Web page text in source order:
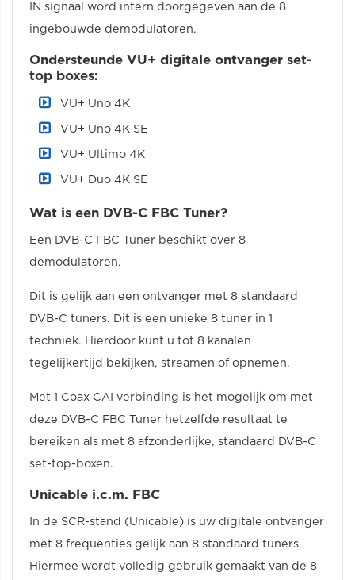
IN signaal word intern doorgegeven aan de 8
ingebouwde demodulatoren.
Ondersteunde VU+ digitale ontvanger set-
top boxes:
VU+ Uno 4K
VU+ Uno 4K SE
VU+ Ultimo 4K
VU+ Duo 4K SE
Wat is een DVB-C FBC Tuner?
Een DVB-C FBC Tuner beschikt over 8
demodulatoren.
Dit is gelijk aan een ontvanger met 8 standaard
DVB-C tuners. Dit is een unieke 8 tuner in 1
techniek. Hierdoor kunt u tot 8 kanalen
tegelijkertijd bekijken, streamen of opnemen.
Met 1 Coax CAI verbinding is het mogelijk om met
deze DVB-C FBC Tuner hetzelfde resultaat te
bereiken als met 8 afzonderlijke, standaard DVB-C
set-top-boxen.
Unicable i.c.m. FBC
In de SCR-stand (Unicable) is uw digitale ontvanger
met 8 frequenties gelijk aan 8 standaard tuners.
Hiermee wordt volledig gebruik gemaakt van de 8